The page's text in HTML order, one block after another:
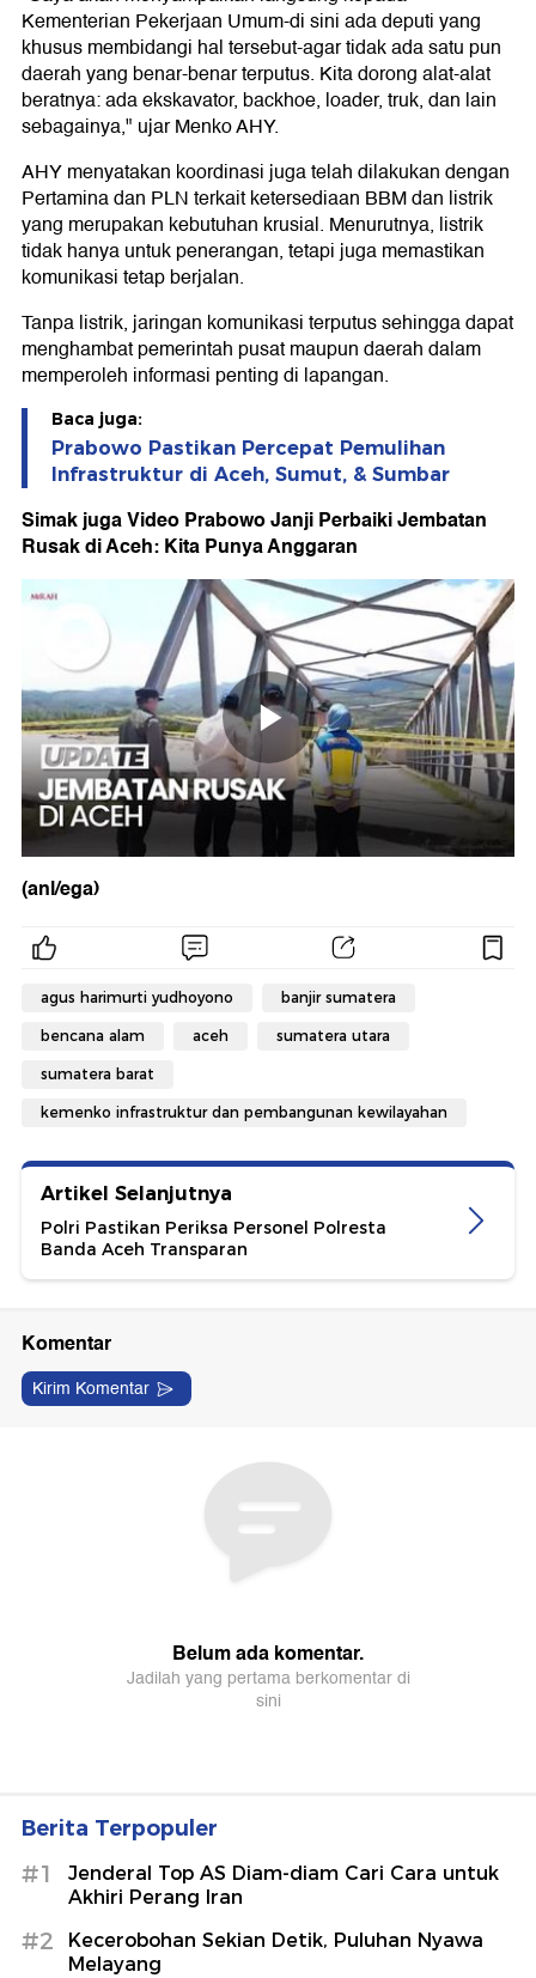
Kementerian Pekerjaan Umum-di sini ada deputi yang
khusus membidangi hal tersebut-agar tidak ada satu pun
daerah yang benar-benar terputus. Kita dorong alat-alat
beratnya: ada ekskavator, backhoe, loader, truk, dan lain
sebagainya," ujar Menko AHY.
AHY menyatakan koordinasi juga telah dilakukan dengan
Pertamina dan PLN terkait ketersediaan BBM dan listrik
yang merupakan kebutuhan krusial. Menurutnya, listrik
tidak hanya untuk penerangan, tetapi juga memastikan
komunikasi tetap berjalan.
Tanpa listrik, jaringan komunikasi terputus sehingga dapat
menghambat pemerintah pusat maupun daerah dalam
memperoleh informasi penting di lapangan.
Baca juga:
Prabowo Pastikan Percepat Pemulihan
Infrastruktur di Aceh, Sumut, & Sumbar
Simak juga Video Prabowo Janji Perbaiki Jembatan
Rusak di Aceh: Kita Punya Anggaran
(anl/ega)
agus harimurti yudhoyono banjir sumatera
bencana alam aceh sumatera utara
sumatera barat
kemenko infrastruktur dan pembangunan kewilayahan
Artikel Selanjutnya
Polri Pastikan Periksa Personel Polresta
Banda Aceh Transparan
Berita Terpopuler
#1
Jenderal Top AS Diam-diam Cari Cara untuk
Akhiri Perang Iran
#2
Kecerobohan Sekian Detik, Puluhan Nyawa
Melayang